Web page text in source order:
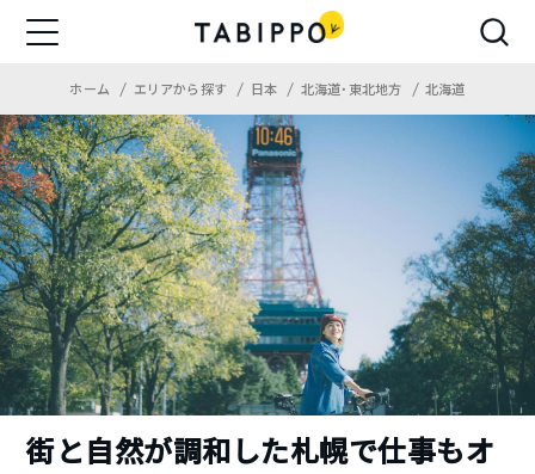
ホーム エリアから探す 日本 北海道・東北地方 北海道
街と自然が調和した札幌で仕事もオ